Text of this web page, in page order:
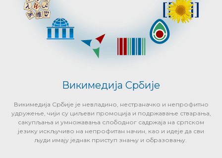
Викимедија Србије
Викимедија Србије је невладино, нестраначко и непрофитно
удружење, чији су циљеви промоција и подржавање стварања,
сакупљања и умножавања слободног садржаја на српском
језику искључиво на непрофитан начин, као и идеје да сви
људи имају једнак приступ знању и образовању.